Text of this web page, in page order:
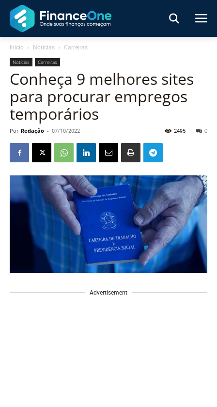
Início Notícias Carreiras
Notícias Carreiras
Conheça 9 melhores sites
para procurar empregos
temporários
Por Redação - 07/10/2022 0
2495
Advertisement